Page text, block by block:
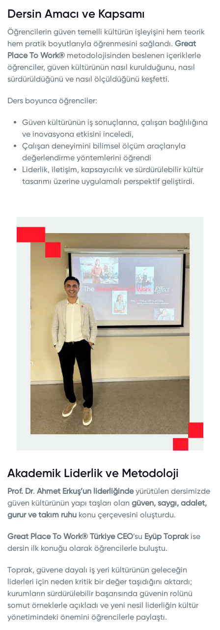
Dersin Amacı ve Kapsamı
Öğrencilerin güven temelli kültürün işleyişini hem teorik
hem pratik boyutlarıyla öğrenmesini sağlandı. Great
Place To Work® metodolojisinden beslenen içeriklerle
öğrenciler, güven kültürünün nasıl kurulduğunu, nasıl
sürdürüldüğünü ve nasıl ölçüldüğünü keşfetti.
Ders boyunca öğrenciler:
Güven kültürünün iş sonuçlarına, çalışan bağlılığına
ve inovasyona etkisini inceledi,
Çalışan deneyimini bilimsel ölçüm araçlarıyla
değerlendirme yöntemlerini öğrendi
Liderlik, iletişim, kapsayıcılık ve sürdürülebilir kültür
tasarımı üzerine uygulamalı perspektif geliştirdi.
Akademik Liderlik ve Metodoloji
Prof. Dr. Ahmet Erkuş’un liderliğindeyürütülen dersimizde
güven kültürünün yapı taşları olan güven, saygı, adalet,
gurur ve takım ruhu konu çerçevesini oluşturdu.
Great Place To Work® Türkiye CEO’su Eyüp Toprakise
dersin ilk konuğu olarak öğrencilerle buluştu.
Toprak, güvene dayalı iş yeri kültürünün geleceğin
liderleri için neden kritik bir değer taşıdığını aktardı;
kurumların sürdürülebilir başarısında güvenin rolünü
somut örneklerle açıkladı ve yeni nesil liderliğin kültür
yönetimindeki önemini öğrencilerle paylaştı.